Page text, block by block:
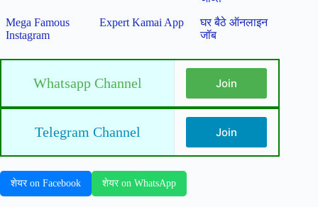
Mega Famous
Instagram
Expert Kamai App
घर बैठे ऑनलाइन
जॉब
Whatsapp Channel Join
Telegram Channel Join
शेयर on Facebook शेयर on WhatsApp